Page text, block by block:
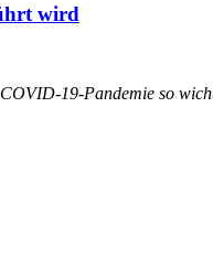
wird
19-Pandemie so